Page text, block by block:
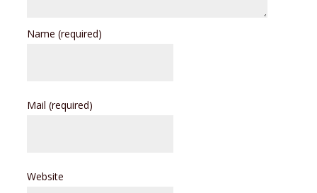
Name(required)
Mail(required)
Website